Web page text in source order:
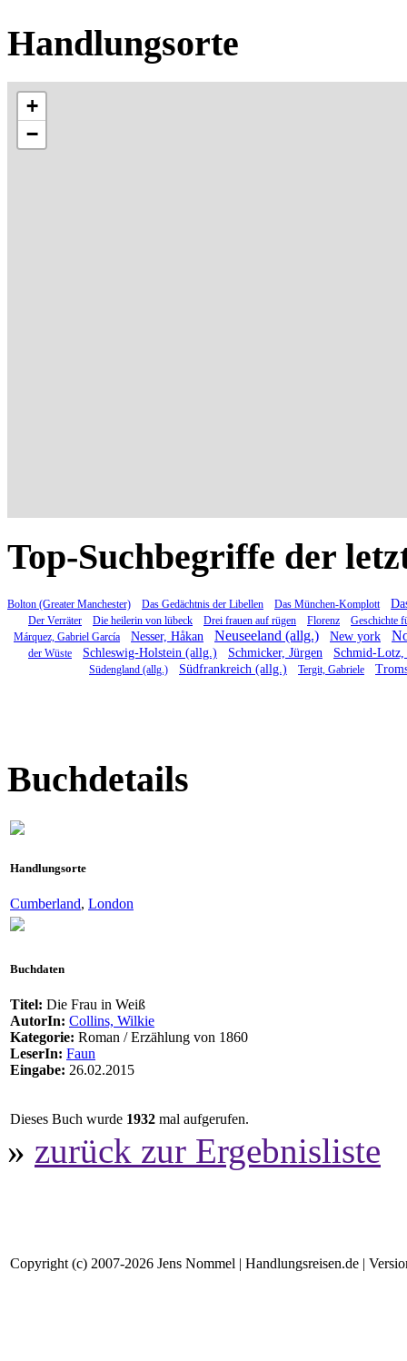
Handlungsorte
+
−
Top-Suchbegriffe der
Bolton (Greater Manchester) Das Gedächtnis der Libellen Das München-Komplott
Der Verräter Die heilerin von lübeck Drei frauen auf rügen Florenz
Geschichte
Márquez, Gabriel García
Nesser, Håkan Neuseeland (allg.) New york
der Wüste Schleswig-Holstein (allg.) Schmicker, Jürgen Schmid-Lotz,
Südengland (allg.) Südfrankreich (allg.) Tergit, Gabriele
Buchdetails
Handlungsorte
Cumberland, London
Buchdaten
Titel: Die Frau in Weiß
AutorIn: Collins, Wilkie
Kategorie: Roman / Erzählung von 1860
LeserIn: Faun
Eingabe: 26.02.2015
Dieses Buch wurde 1932 mal aufgerufen.
» zurück zur Ergebnisliste
Copyright (c) 2007-2026 Jens Nommel | Handlungsreisen.de |